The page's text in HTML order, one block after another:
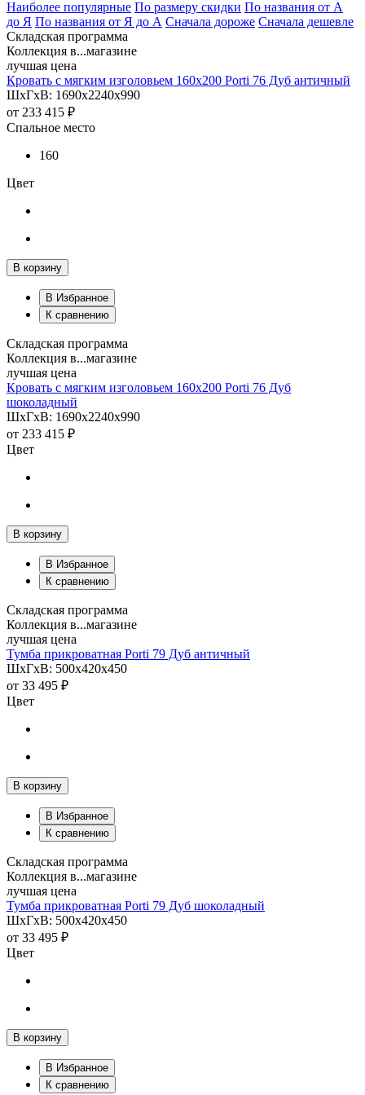
Наиболее популярные По размеру скидки По названия от А
до Я По названия от Я до А Сначала дороже Сначала дешевле
Складская программа
Коллекция в...магазине
лучшая цена
Кровать с мягким изголовьем 160х200 Porti 76 Дуб античный
ШхГхВ: 1690х2240х990
от 233 415 ₽
Спальное место
160
Цвет
В корзину
В Избранное
К сравнению
Складская программа
Коллекция в...магазине
лучшая цена
Кровать с мягким изголовьем 160х200 Porti 76 Дуб
шоколадный
ШхГхВ: 1690х2240х990
от 233 415 ₽
Цвет
В корзину
В Избранное
К сравнению
Складская программа
Коллекция в...магазине
лучшая цена
Тумба прикроватная Porti 79 Дуб античный
ШхГхВ: 500х420х450
от 33 495 ₽
Цвет
В корзину
В Избранное
К сравнению
Складская программа
Коллекция в...магазине
лучшая цена
Тумба прикроватная Porti 79 Дуб шоколадный
ШхГхВ: 500х420х450
от 33 495 ₽
Цвет
В корзину
В Избранное
К сравнению